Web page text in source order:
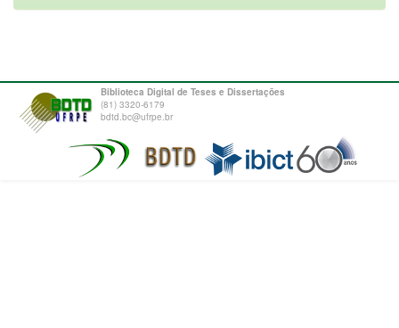
Biblioteca Digital de Teses e Dissertações
(81) 3320-6179
bdtd.bc@ufrpe.br